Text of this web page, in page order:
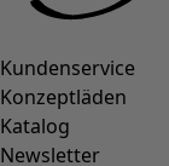
Kundenservice
Konzeptläden
Katalog
Newsletter